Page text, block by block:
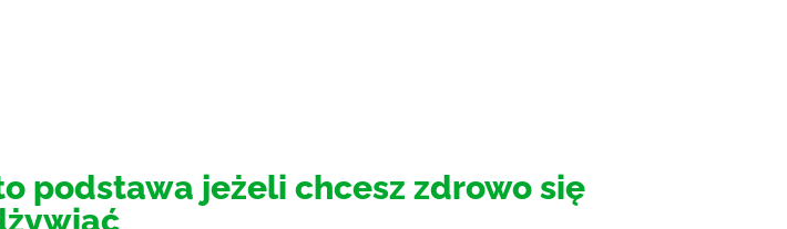
podstawa jeżeli chcesz zdrowo się